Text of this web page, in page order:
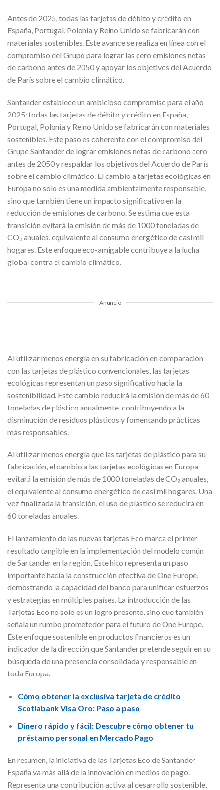
Antes de 2025, todas las tarjetas de débito y crédito en
España, Portugal, Polonia y Reino Unido se fabricarán con
materiales sostenibles. Este avance se realiza en línea con el
compromiso del Grupo para lograr las cero emisiones netas
de carbono antes de 2050 y apoyar los objetivos del Acuerdo
de París sobre el cambio climático.
Santander establece un ambicioso compromiso para el año
2025: todas las tarjetas de débito y crédito en España,
Portugal, Polonia y Reino Unido se fabricarán con materiales
sostenibles. Este paso es coherente con el compromiso del
Grupo Santander de lograr emisiones netas de carbono cero
antes de 2050 y respaldar los objetivos del Acuerdo de París
sobre el cambio climático. El cambio a tarjetas ecológicas en
Europa no solo es una medida ambientalmente responsable,
sino que también tiene un impacto significativo en la
reducción de emisiones de carbono. Se estima que esta
transición evitará la emisión de más de 1000 toneladas de
CO₂ anuales, equivalente al consumo energético de casi mil
hogares. Este enfoque eco-amigable contribuye a la lucha
global contra el cambio climático.
Anuncio
Al utilizar menos energía en su fabricación en comparación
con las tarjetas de plástico convencionales, las tarjetas
ecológicas representan un paso significativo hacia la
sostenibilidad. Este cambio reducirá la emisión de más de 60
toneladas de plástico anualmente, contribuyendo a la
disminución de residuos plásticos y fomentando prácticas
más responsables.
Al utilizar menos energía que las tarjetas de plástico para su
fabricación, el cambio a las tarjetas ecológicas en Europa
evitará la emisión de más de 1000 toneladas de CO₂ anuales,
el equivalente al consumo energético de casi mil hogares. Una
vez finalizada la transición, el uso de plástico se reducirá en
60 toneladas anuales.
El lanzamiento de las nuevas tarjetas Eco marca el primer
resultado tangible en la implementación del modelo común
de Santander en la región. Este hito representa un paso
importante hacia la construcción efectiva de One Europe,
demostrando la capacidad del banco para unificar esfuerzos
y estrategias en múltiples países. La introducción de las
Tarjetas Eco no solo es un logro presente, sino que también
señala un rumbo prometedor para el futuro de One Europe.
Este enfoque sostenible en productos financieros es un
indicador de la dirección que Santander pretende seguir en su
búsqueda de una presencia consolidada y responsable en
toda Europa.
Cómo obtener la exclusiva tarjeta de crédito
Scotiabank Visa Oro: Paso a paso
Dinero rápido y fácil: Descubre cómo obtener tu
préstamo personal en Mercado Pago
En resumen, la iniciativa de las Tarjetas Eco de Santander
España va más allá de la innovación en medios de pago.
Representa una contribución activa al desarrollo sostenible,